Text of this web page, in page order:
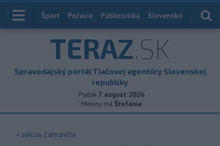
Index
Šport Počasie Publicistika Slovensko
TERAZ.SK
Spravodajský portál Tlačovej agentúry Slovenskej
republiky
Piatok 7. august 2026
Meniny má Štefánia
< sekcia Zahraničie